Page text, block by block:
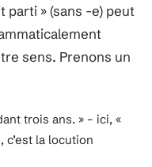
parti » (sans -e) peut
sens. Prenons un
trois ans. » – ici, «
c’est la locution